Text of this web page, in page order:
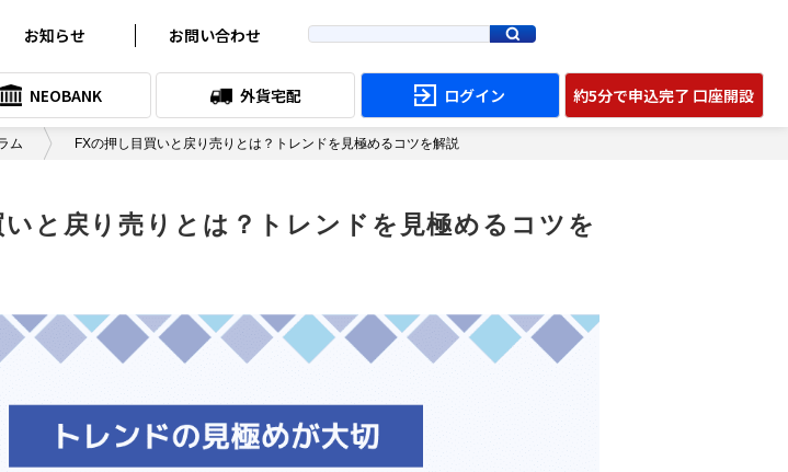
お知らせ
お知らせ
プレスリリース
メンテナンス情報
お問い合わせ
NEOBANK 外貨宅配 ログイン 約5分で申込完了 口座開設
ム FXの押し目買いと戻り売りとは？トレンドを見極めるコツを解説
と戻り売りとは？トレンドを見極めるコツを